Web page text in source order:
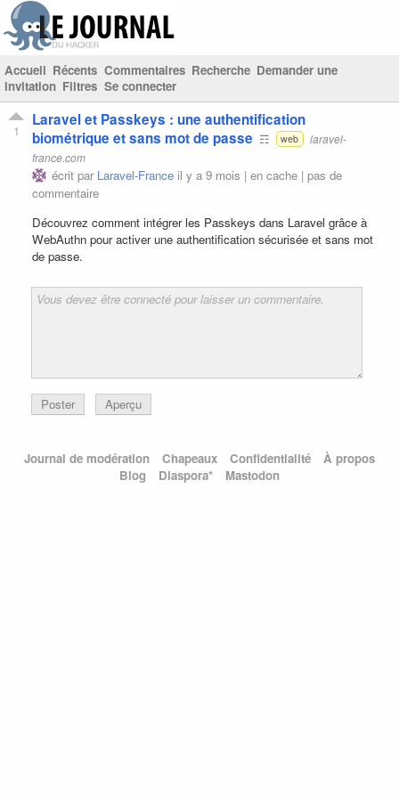
Accueil Récents Commentaires Recherche Demander une
invitation Filtres Se connecter
1
Laravel et Passkeys : une authentification
biométrique et sans mot de passe ☶ web
laravel-
france.com
écrit par Laravel-France il y a 9 mois | en cache | pas de
commentaire
Découvrez comment intégrer les Passkeys dans Laravel grâce à
WebAuthn pour activer une authentification sécurisée et sans mot
de passe.
Poster Aperçu
Journal de modération Chapeaux Confidentialité
À propos
Blog
Diaspora* Mastodon